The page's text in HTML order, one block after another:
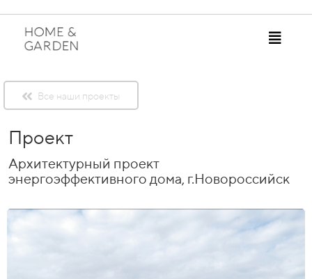
Все наши проекты
Проект
Архитектурный проект
энергоэффективного дома, г.Новороссийск